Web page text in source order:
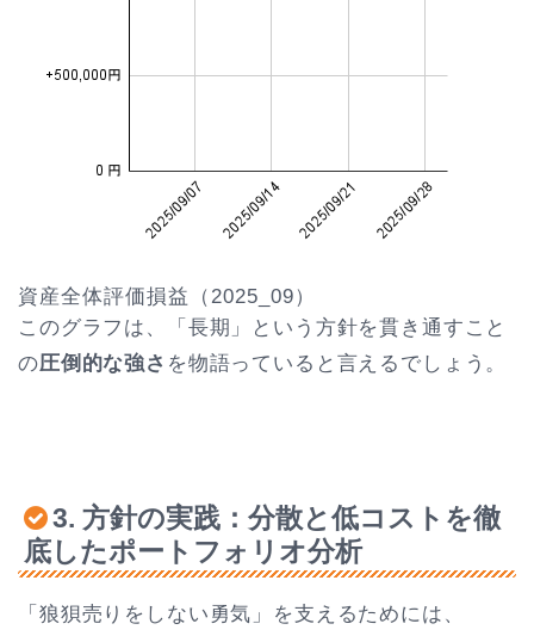
資産全体評価損益（2025_09）
このグラフは、「長期」という方針を貫き通すこと
の圧倒的な強さ を物語っていると言えるでしょう。
3. 方針の実践：分散と低コストを徹
底したポートフォリオ分析
「狼狽売りをしない勇気」を支えるためには、